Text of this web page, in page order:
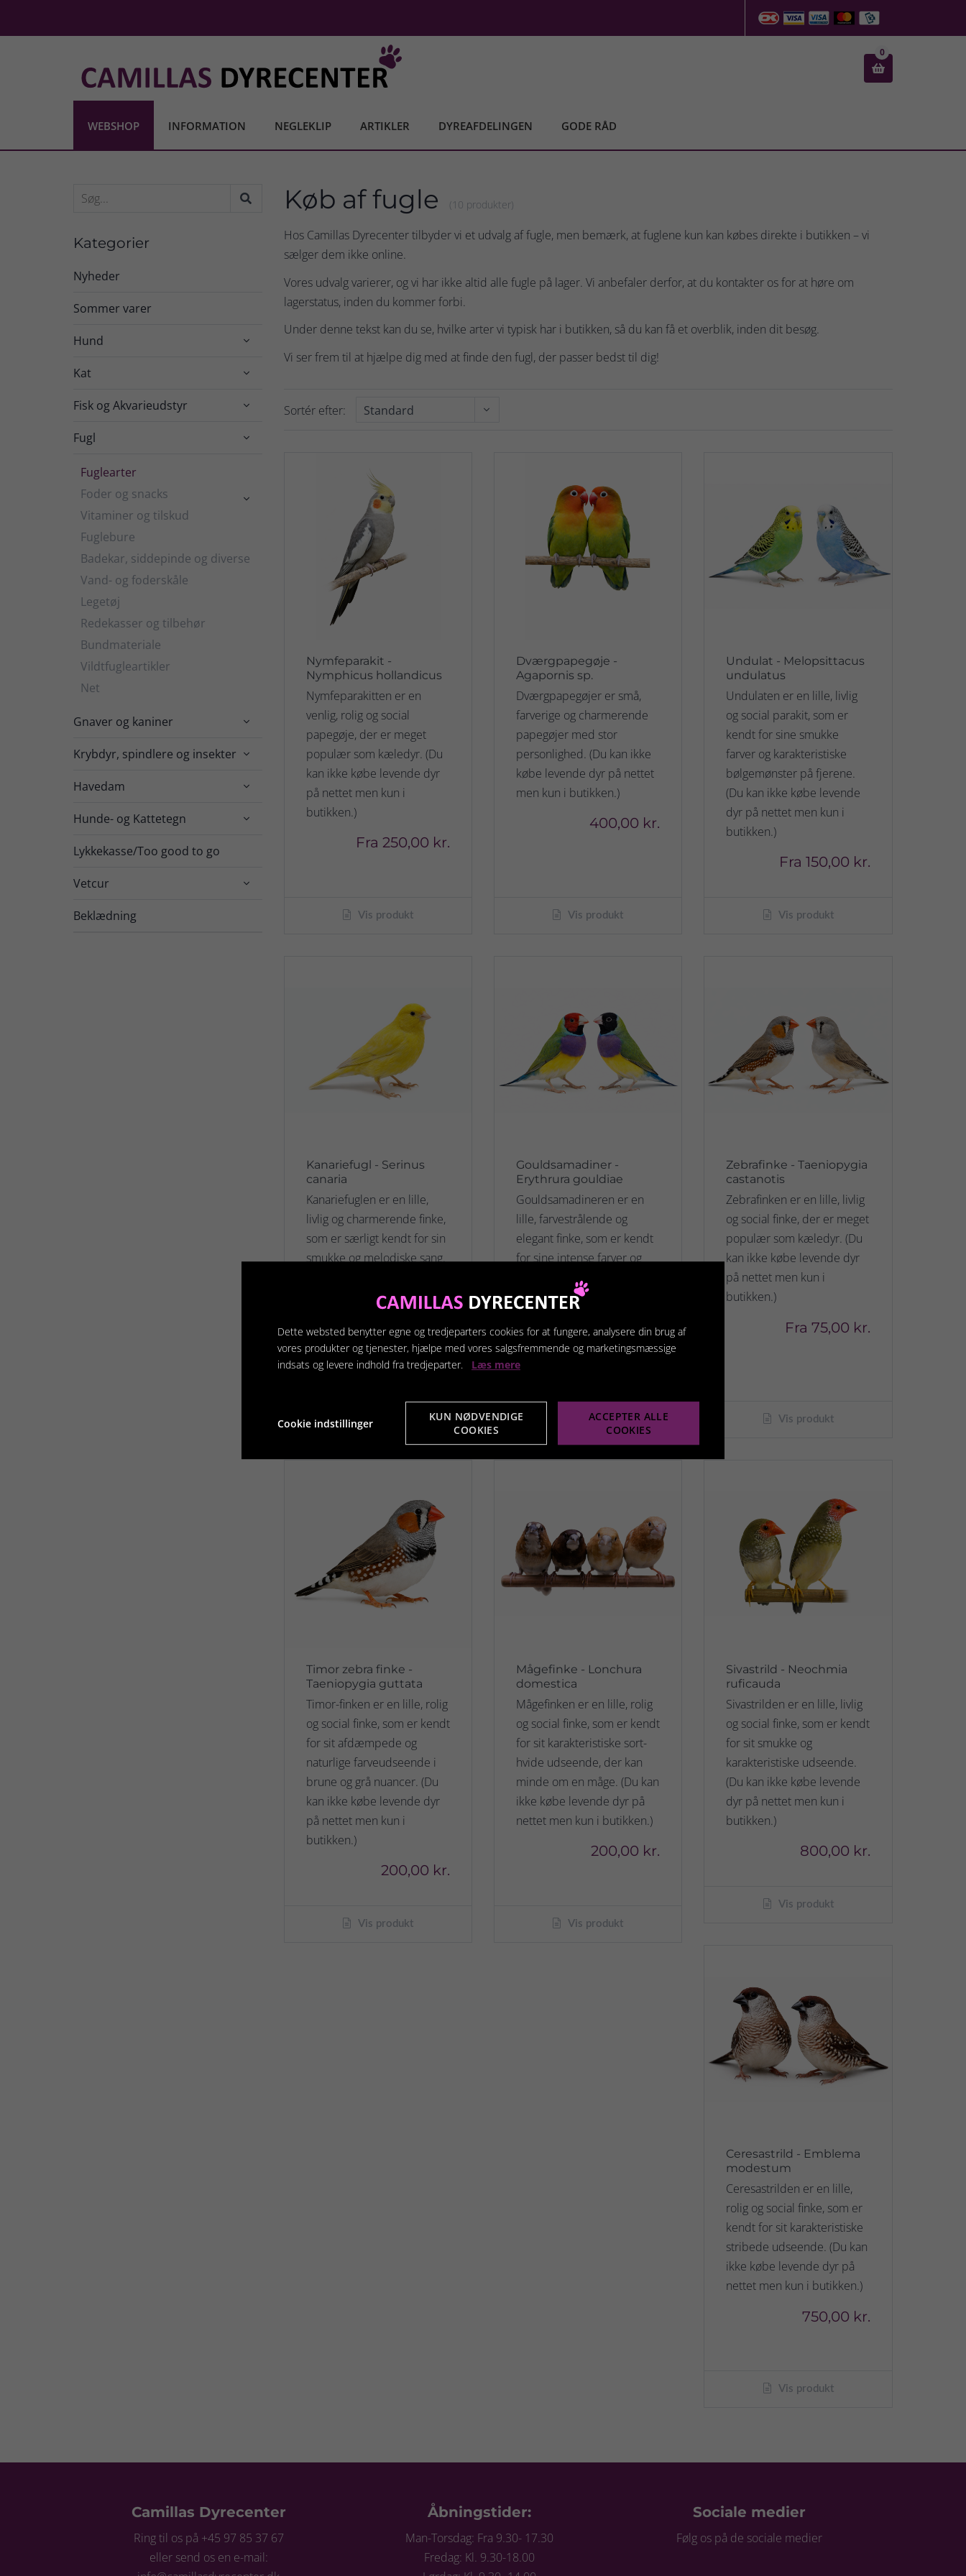

0
WEBSHOP INFORMATION NEGLEKLIP ARTIKLER DYREAFDELINGEN GODE RÅD
Kategorier
Nyheder
Sommer varer
Hund 
Kat 
Fisk og Akvarieudstyr 
Fugl 
Fuglearter
Foder og snacks

Vitaminer og tilskud
Fuglebure
Badekar, siddepinde og diverse
Vand- og foderskåle
Legetøj
Redekasser og tilbehør
Bundmateriale
Vildtfugleartikler
Net
Gnaver og kaniner 
Krybdyr, spindlere og insekter 
Havedam 
Hunde- og Kattetegn 
Lykkekasse/Too good to go
Vetcur 
Beklædning
Køb af fugle (10 produkter)
Hos Camillas Dyrecenter tilbyder vi et udvalg af fugle, men bemærk, at fuglene kun kan købes direkte i butikken – vi
sælger dem ikke online.
Vores udvalg varierer, og vi har ikke altid alle fugle på lager. Vi anbefaler derfor, at du kontakter os for at høre om
lagerstatus, inden du kommer forbi.
Under denne tekst kan du se, hvilke arter vi typisk har i butikken, så du kan få et overblik, inden dit besøg.
Vi ser frem til at hjælpe dig med at finde den fugl, der passer bedst til dig!
Sortér efter:
Nymfeparakit -
Nymphicus hollandicus
Nymfeparakitten er en
venlig, rolig og social
papegøje, der er meget
populær som kæledyr. (Du
kan ikke købe levende dyr
på nettet men kun i
butikken.)
Fra 250,00 kr.
Vis produkt
Dværgpapegøje -
Agapornis sp.
Dværgpapegøjer er små,
farverige og charmerende
papegøjer med stor
personlighed. (Du kan ikke
købe levende dyr på nettet
men kun i butikken.)
400,00 kr.
Vis produkt
Undulat - Melopsittacus
undulatus
Undulaten er en lille, livlig
og social parakit, som er
kendt for sine smukke
farver og karakteristiske
bølgemønster på fjerene.
(Du kan ikke købe levende
dyr på nettet men kun i
butikken.)
Fra 150,00 kr.
Vis produkt
Kanariefugl - Serinus
canaria
Kanariefuglen er en lille,
livlig og charmerende finke,
som er særligt kendt for sin
smukke og melodiske sang.
dyr på nettet men kun i
Fra200,00 kr.
Vis produkt
Gouldsamadiner -
Erythrura gouldiae
Gouldsamadineren er en
lille, farvestrålende og
elegant finke, som er kendt
for sine intense farver og
rolige fremtoning (Du kan
ikke købe levende dyr på
750,00 kr.
Vis produkt
Zebrafinke - Taeniopygia
castanotis
Zebrafinken er en lille, livlig
og social finke, der er meget
populær som kæledyr. (Du
kan ikke købe levende dyr
på nettet men kun i
butikken.)
Fra 75,00 kr.
Vis produkt
Timor zebra finke -
Taeniopygia guttata
Timor-finken er en lille, rolig
og social finke, som er kendt
for sit afdæmpede og
naturlige farveudseende i
brune og grå nuancer. (Du
kan ikke købe levende dyr
på nettet men kun i
butikken.)
200,00 kr.
Vis produkt
Mågefinke - Lonchura
domestica
Mågefinken er en lille, rolig
og social finke, som er kendt
for sit karakteristiske sort-
hvide udseende, der kan
minde om en måge. (Du kan
ikke købe levende dyr på
nettet men kun i butikken.)
200,00 kr.
Vis produkt
Sivastrild - Neochmia
ruficauda
Sivastrilden er en lille, livlig
og social finke, som er kendt
for sit smukke og
karakteristiske udseende.
(Du kan ikke købe levende
dyr på nettet men kun i
butikken.)
800,00 kr.
Vis produkt
Ceresastrild - Emblema
modestum
Ceresastrilden er en lille,
rolig og social finke, som er
kendt for sit karakteristiske
stribede udseende. (Du kan
ikke købe levende dyr på
nettet men kun i butikken.)
750,00 kr.
Vis produkt
Camillas Dyrecenter
Ring til os på +45 97 85 37 67
eller send os en e-mail:
Åbningstider:
Man-Torsdag: Fra 9.30- 17.30
Fredag: Kl. 9.30-18.00
Sociale medier
Følg os på de sociale medier
Dette websted benytter egne og tredjeparters cookies for at fungere, analysere din brug af
vores produkter og tjenester, hjælpe med vores salgsfremmende og marketingsmæssige
indsats og levere indhold fra tredjeparter. Læs mere
Cookie indstillinger
KUN NØDVENDIGE
COOKIES
ACCEPTER ALLE
COOKIES